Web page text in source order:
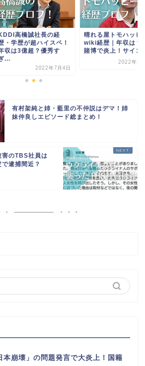
れる屋トモハッピーの
経歴｜年収は？違法
博で炎上！サイコ...
悠那の加工なし画像
形顔で年齢は？市川
蔵のインフルエンサ
有村架純と姉・藍里の不仲説はデマ！姉
妹仲良しエピソード総まとめ！
害のTBS社員は
逮捕間近？
本崩壊」の問題発言で大炎上！国籍